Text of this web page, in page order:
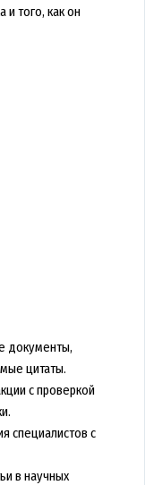
и того, как он
документы,
цитаты.
с проверкой
специалистов с
в научных